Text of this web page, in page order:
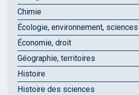
Chimie
Écologie, environnement,
Économie, droit
Géographie, territoires
Histoire
Histoire des sciences